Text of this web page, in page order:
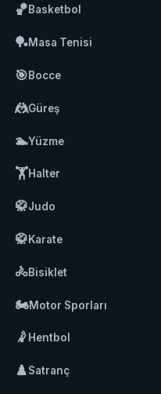
🏀Basketbol
🏓Masa Tenisi
🎯Bocce
🤼Güreş
🏊Yüzme
🏋️Halter
🥋Judo
🥋Karate
🚴Bisiklet
🏍️Motor Sporları
🤾 Hentbol
♟️Satranç